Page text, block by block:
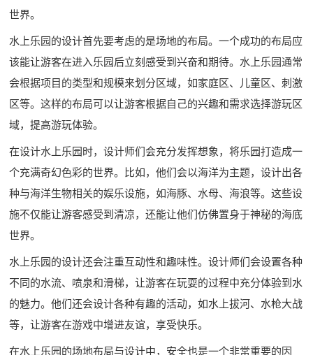
世界。
水上乐园的设计首先要考虑的是场地的布局。一个成功的布局应
该能让游客在进入乐园后立刻感受到兴奋和期待。水上乐园通常
会根据项目的类型和规模来划分区域，如家庭区、儿童区、刺激
区等。这样的布局可以让游客根据自己的兴趣和需求选择游玩区
域，提高游玩体验。
在设计水上乐园时，设计师们会充分发挥想象，将乐园打造成一
个充满奇幻色彩的世界。比如，他们会以海洋为主题，设计出各
种与海洋生物相关的娱乐设施，如海豚、水母、海浪等。这些设
施不仅能让游客感受到清凉，还能让他们仿佛置身于神秘的海底
世界。
水上乐园的设计还会注重互动性和趣味性。设计师们会设置各种
不同的水流、喷泉和滑梯，让游客在玩耍的过程中充分体验到水
的魅力。他们还会设计各种有趣的活动，如水上拔河、水枪大战
等，让游客在游戏中增进友谊，享受快乐。
在水上乐园的场地布局与设计中，安全也是一个非常重要的因